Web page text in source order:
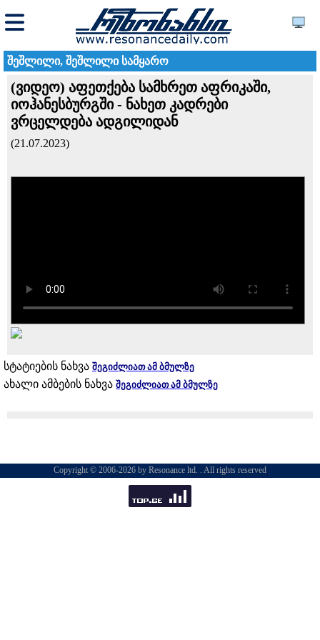
შეშლილი, შეშლილი სამყარო
(ვიდეო) აფეთქება სამხრეთ აფრიკაში,
იოჰანესბურგში - ნახეთ კადრები
ვრცელდება ადგილიდან
(21.07.2023)
სტატიების ნახვა შეგიძლიათ ამ ბმულზე
ახალი ამბების ნახვა შეგიძლიათ ამ ბმულზე
Copyright © 2006-2026 by Resonance ltd. . All rights reserved